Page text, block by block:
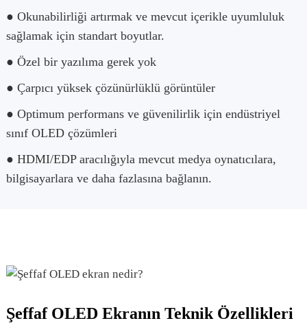
● Okunabilirliği artırmak ve mevcut içerikle uyumluluk
sağlamak için standart boyutlar.
● Özel bir yazılıma gerek yok
● Çarpıcı yüksek çözünürlüklü görüntüler
● Optimum performans ve güvenilirlik için endüstriyel
sınıf OLED çözümleri
● HDMI/EDP aracılığıyla mevcut medya oynatıcılara,
bilgisayarlara ve daha fazlasına bağlanın.
Şeffaf OLED Ekranın Teknik Özellikleri